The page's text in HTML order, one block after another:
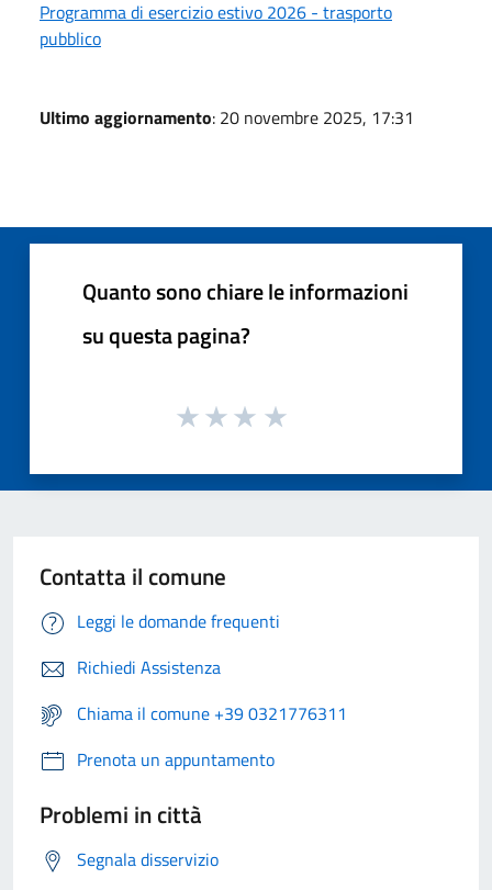
Programma di esercizio estivo 2026 - trasporto
pubblico
Ultimo aggiornamento: 20 novembre 2025, 17:31
Quanto sono chiare le informazioni
su questa pagina?
Contatta il comune
Leggi le domande frequenti
Richiedi Assistenza
Chiama il comune +39 0321776311
Prenota un appuntamento
Problemi in città
Segnala disservizio